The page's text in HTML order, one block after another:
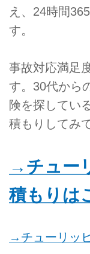
え、24時間
す。
事故対応満足
す。30代から
険を探してい
積もりしてみ
→チュー
積もりは
→チューリッ